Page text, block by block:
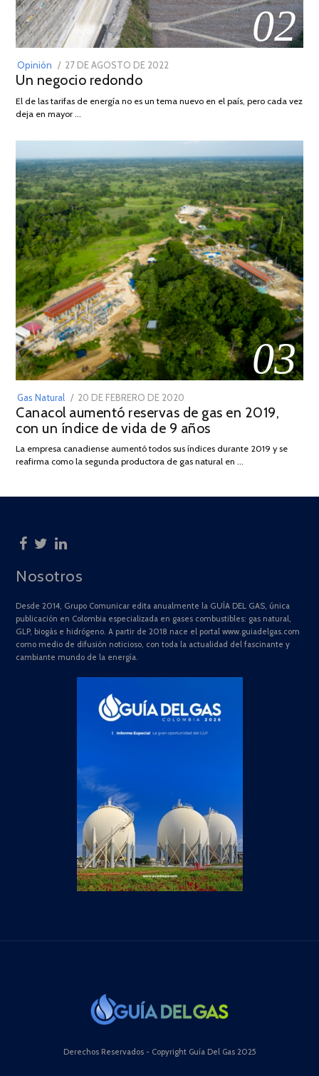
02
Opinión
POSTED
ON
27 DE AGOSTO DE 2022
DE
Un negocio redondo
El de las tarifas de energía no es un tema nuevo en el país, pero cada vez
deja en mayor …
03
Gas Natural
POSTED
ON
20 DE FEBRERO DE 2020
DE
JULIO
2025
Canacol aumentó reservas de gas en 2019,
con un índice de vida de 9 años
La empresa canadiense aumentó todos sus índices durante 2019 y se
reafirma como la segunda productora de gas natural en …
Nosotros
Desde 2014, Grupo Comunicar edita anualmente la GUÍA DEL GAS, única
publicación en Colombia especializada en gases combustibles: gas natural,
GLP, biogás e hidrógeno. A partir de 2018 nace el portal www.guiadelgas.com
como medio de difusión noticioso, con toda la actualidad del fascinante y
cambiante mundo de la energía.
Derechos Reservados - Copyright Guía Del Gas 2025